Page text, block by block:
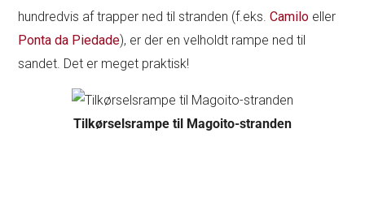
hundredvis af trapper ned til stranden (f.eks.Camilo eller
Ponta da Piedade), er der en velholdt rampe ned til
sandet. Det er meget praktisk!
Tilkørselsrampe til Magoito-stranden